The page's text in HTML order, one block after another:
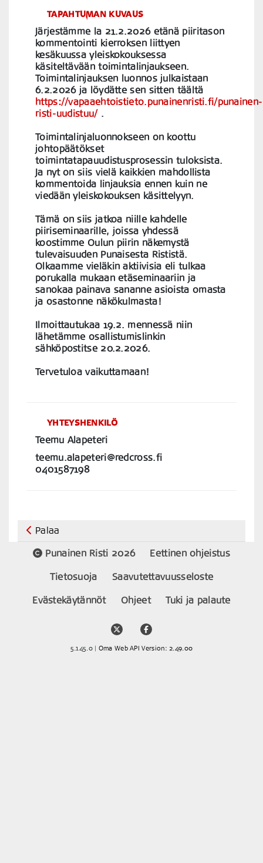
TAPAHTUMAN KUVAUS
Järjestämme la 21.2.2026 etänä piiritason
kommentointi kierroksen liittyen
kesäkuussa yleiskokouksessa
käsiteltävään toimintalinjaukseen.
Toimintalinjauksen luonnos julkaistaan
6.2.2026 ja löydätte sen sitten täältä
https://vapaaehtoistieto.punainenristi.fi/punainen-
risti-uudistuu/.
Toimintalinjaluonnokseen on koottu
johtopäätökset
toimintatapauudistusprosessin tuloksista.
Ja nyt on siis vielä kaikkien mahdollista
kommentoida linjauksia ennen kuin ne
viedään yleiskokouksen käsittelyyn.
Tämä on siis jatkoa niille kahdelle
piiriseminaarille, joissa yhdessä
koostimme Oulun piirin näkemystä
tulevaisuuden Punaisesta Rististä.
Olkaamme vieläkin aktiivisia eli tulkaa
porukalla mukaan etäseminaariin ja
sanokaa painava sananne asioista omasta
ja osastonne näkökulmasta!
Ilmoittautukaa 19.2. mennessä niin
lähetämme osallistumislinkin
sähköpostitse 20.2.2026.
Tervetuloa vaikuttamaan!
YHTEYSHENKILÖ
Teemu Alapeteri
teemu.alapeteri@redcross.fi
0401587198
Palaa
Punainen Risti 2026 Eettinen ohjeistus
Tietosuoja Saavutettavuusseloste
Evästekäytännöt Ohjeet Tuki ja palaute
5.145.0 | Oma Web API Version: 2.49.00